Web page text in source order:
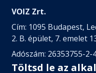
VOIZ Zrt.
Cím: 1095 Budapest,
2. B. épület, 7. emelet
Adószám: 26353755-2-
Töltsd le az